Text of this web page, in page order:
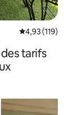
Évaluation
4,93 (119)
tarifs